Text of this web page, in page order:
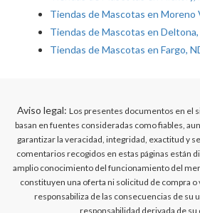
Tiendas de Mascotas en Moreno
Tiendas de Mascotas en Deltona,
Tiendas de Mascotas en Fargo,
Aviso legal: Los presentes documentos en el
basan en fuentes consideradas como fiables,
garantizar la veracidad, integridad, exactitud y
comentarios recogidos en estas páginas están
amplio conocimiento del funcionamiento del
constituyen una oferta ni solicitud de compra o
responsabiliza de las consecuencias de su
responsabilidad derivada de su